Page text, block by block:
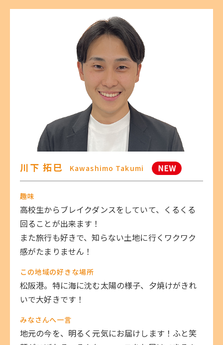
川下 拓巳 Kawashimo Takumi
趣味
高校生からブレイクダンスをしていて、くるくる
回ることが出来ます！
また旅行も好きで、知らない土地に行くワクワク
感がたまりません！
この地域の好きな場所
松阪港。特に海に沈む太陽の様子、夕焼けがきれ
いで大好きです！
みなさんへ一言
地元の今を、明るく元気にお届けします！ふと笑